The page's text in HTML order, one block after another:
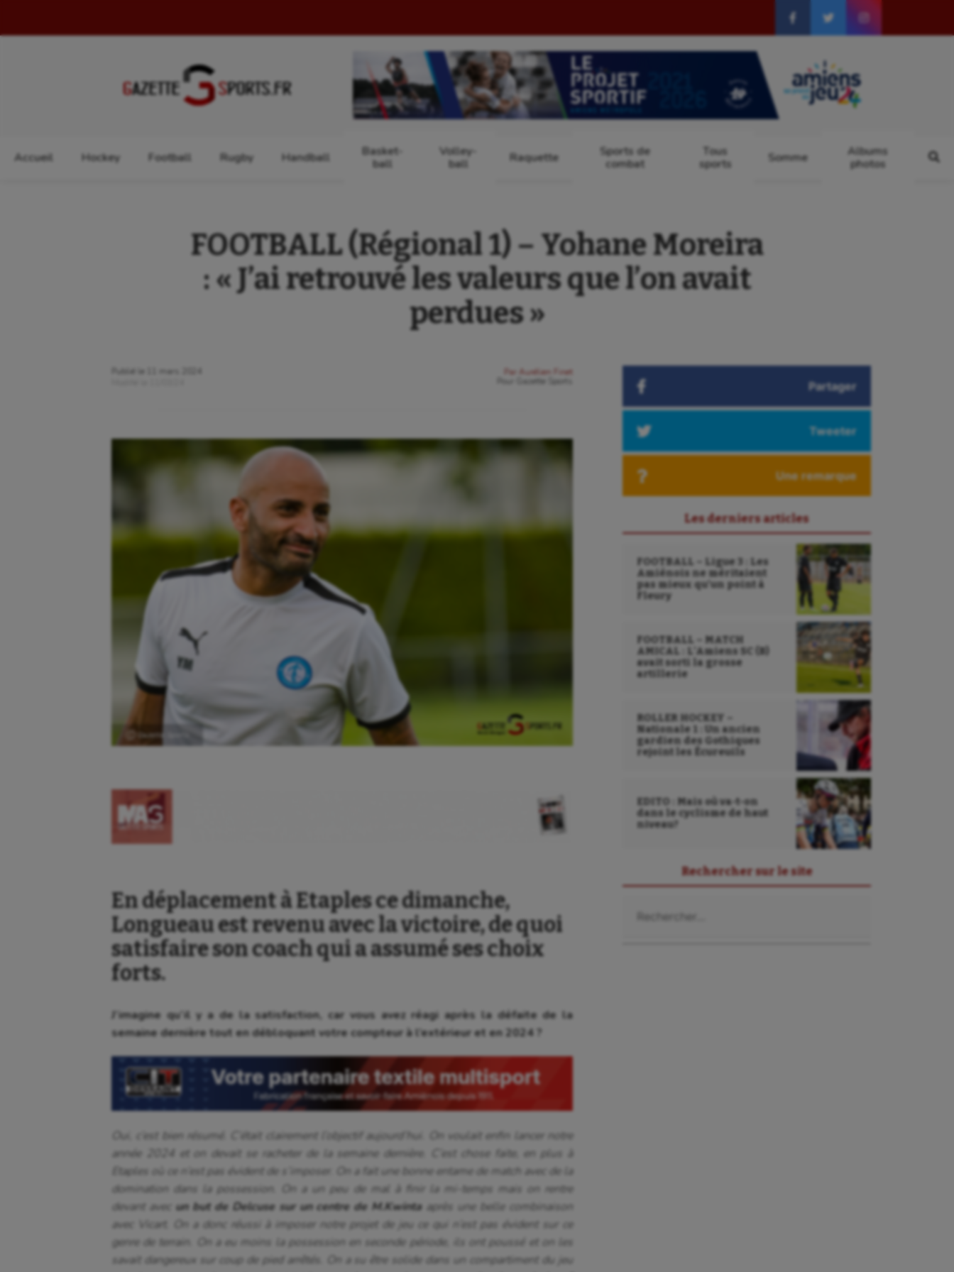
Accueil Hockey Football Rugby Handball
Basket-
ball
Volley-
ball
Raquette
Sports de
combat
Tous
sports
Somme
Albums
photos
FOOTBALL (Régional 1) – Yohane Moreira
: « J’ai retrouvé les valeurs que l’on avait
perdues »
Publié le
11 mars 2024
Par
Aurélien Finet
Gazette Sports
Ⓒ Gazette Sports
En déplacement à Etaples ce dimanche,
Longueau est revenu avec la victoire, de quoi
satisfaire son coach qui a assumé ses choix
forts.
J’imagine qu’il y a de la satisfaction, car vous avez réagi après la défaite de la
semaine dernière tout en débloquant votre compteur à l’extérieur et en 2024 ?
Oui, c’est bien résumé. C’était clairement l’objectif aujourd’hui. On voulait enfin lancer notre
année 2024 et on devait se racheter de la semaine dernière. C’est chose faite, en plus à
Etaples où ce n’est pas évident de s’imposer. On a fait une bonne entame de match avec de la
domination dans la possession. On a un peu de mal à finir la mi-temps mais on rentre
devant avec un but de Delcuse sur un centre de M.Kwintaaprès une belle combinaison
avec Vicart. On a donc réussi à imposer notre projet de jeu ce qui n’est pas évident sur ce
genre de terrain. On a eu moins la possession en seconde période, ils ont poussé et on les
savait dangereux sur coup de pied arrêtés. On a su être solide dans un compartiment du jeu
Partager
Tweeter
Une remarque
Les derniers articles
FOOTBALL – Ligue 3 : Les
Amiénois ne méritaient
pas mieux qu’un point à
Fleury
FOOTBALL – MATCH
AMICAL : L’Amiens SC (B)
avait sorti la grosse
artillerie
ROLLER HOCKEY –
Nationale 1 : Un ancien
gardien des Gothiques
rejoint les Écureuils
EDITO : Mais où va-t-on
dans le cyclisme de haut
niveau?
Rechercher sur le site